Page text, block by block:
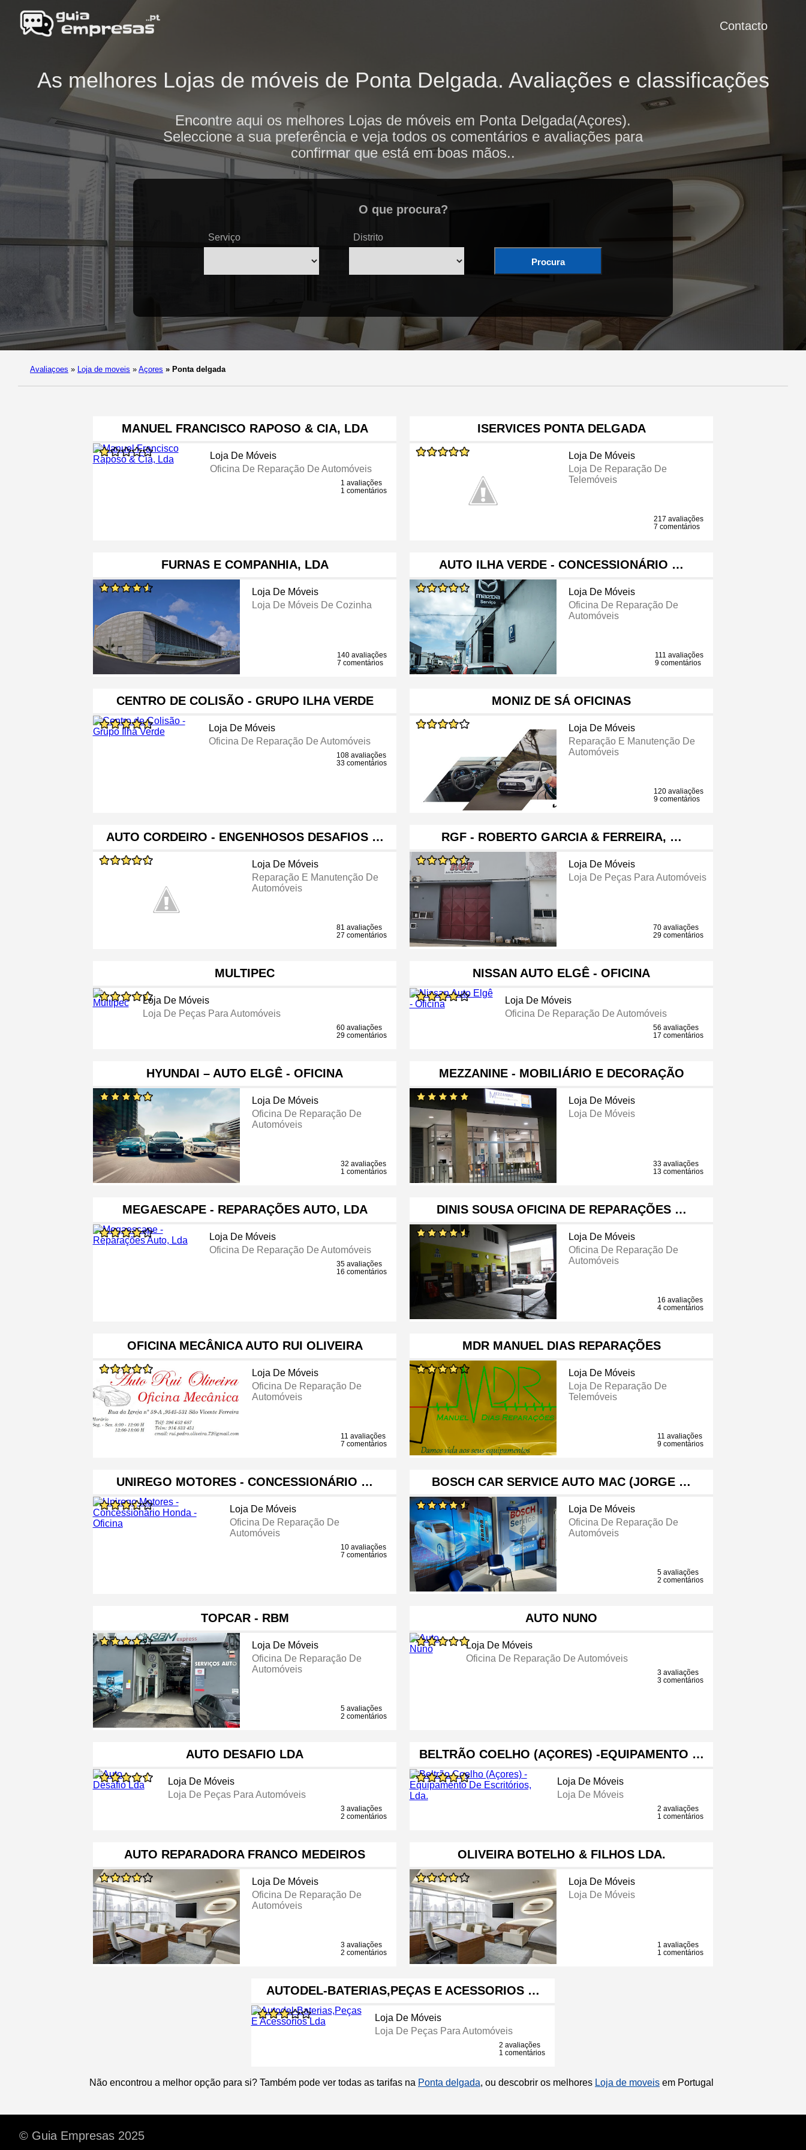
Contacto
As melhores Lojas de móveis de Ponta Delgada. Avaliações e classificações
Encontre aqui os melhores Lojas de móveis em Ponta Delgada(Açores).
Seleccione a sua preferência e veja todos os comentários e avaliações para
confirmar que está em boas mãos..
O que procura?
Serviço Distrito
Procura
Avaliaçoes » Loja de moveis » Açores » Ponta delgada
MANUEL FRANCISCO RAPOSO & CIA, LDA
Loja De Móveis
Oficina De Reparação De Automóveis
1 avaliações
1 comentários
ISERVICES PONTA DELGADA
Loja De Móveis
Loja De Reparação De
Telemóveis
217 avaliações
7 comentários
FURNAS E COMPANHIA, LDA
Loja De Móveis
Loja De Móveis De Cozinha
140 avaliações
7 comentários
AUTO ILHA VERDE - CONCESSIONÁRIO …
Loja De Móveis
Oficina De Reparação De
Automóveis
111 avaliações
9 comentários
CENTRO DE COLISÃO - GRUPO ILHA VERDE
Loja De Móveis
Oficina De Reparação De Automóveis
108 avaliações
33 comentários
MONIZ DE SÁ OFICINAS
Loja De Móveis
Reparação E Manutenção De
Automóveis
120 avaliações
9 comentários
AUTO CORDEIRO - ENGENHOSOS DESAFIOS …
Loja De Móveis
Reparação E Manutenção De
Automóveis
81 avaliações
27 comentários
RGF - ROBERTO GARCIA & FERREIRA, …
Loja De Móveis
Loja De Peças Para Automóveis
70 avaliações
29 comentários
MULTIPEC
Loja De Móveis
Loja De Peças Para Automóveis
60 avaliações
29 comentários
NISSAN AUTO ELGÊ - OFICINA
Loja De Móveis
Oficina De Reparação De Automóveis
56 avaliações
17 comentários
HYUNDAI – AUTO ELGÊ - OFICINA
Loja De Móveis
Oficina De Reparação De
Automóveis
32 avaliações
1 comentários
MEZZANINE - MOBILIÁRIO E DECORAÇÃO
Loja De Móveis
Loja De Móveis
33 avaliações
13 comentários
MEGAESCAPE - REPARAÇÕES AUTO, LDA
Loja De Móveis
Oficina De Reparação De Automóveis
35 avaliações
16 comentários
DINIS SOUSA OFICINA DE REPARAÇÕES …
Loja De Móveis
Oficina De Reparação De
Automóveis
16 avaliações
4 comentários
OFICINA MECÂNICA AUTO RUI OLIVEIRA
Loja De Móveis
Oficina De Reparação De
Automóveis
11 avaliações
7 comentários
MDR MANUEL DIAS REPARAÇÕES
Loja De Móveis
Loja De Reparação De
Telemóveis
11 avaliações
9 comentários
UNIREGO MOTORES - CONCESSIONÁRIO …
Loja De Móveis
Oficina De Reparação De
Automóveis
10 avaliações
7 comentários
BOSCH CAR SERVICE AUTO MAC (JORGE …
Loja De Móveis
Oficina De Reparação De
Automóveis
5 avaliações
2 comentários
TOPCAR - RBM
Loja De Móveis
Oficina De Reparação De
Automóveis
5 avaliações
2 comentários
AUTO NUNO
Loja De Móveis
Oficina De Reparação De Automóveis
3 avaliações
3 comentários
AUTO DESAFIO LDA
Loja De Móveis
Loja De Peças Para Automóveis
3 avaliações
2 comentários
BELTRÃO COELHO (AÇORES) -EQUIPAMENTO …
Loja De Móveis
Loja De Móveis
2 avaliações
1 comentários
AUTO REPARADORA FRANCO MEDEIROS
Loja De Móveis
Oficina De Reparação De
Automóveis
3 avaliações
2 comentários
OLIVEIRA BOTELHO & FILHOS LDA.
Loja De Móveis
Loja De Móveis
1 avaliações
1 comentários
AUTODEL-BATERIAS,PEÇAS E ACESSORIOS …
Loja De Móveis
Loja De Peças Para Automóveis
2 avaliações
1 comentários
Não encontrou a melhor opção para si? Também pode ver todas as tarifas na Ponta delgada, ou descobrir os melhores Loja de moveis em Portugal
© Guia Empresas 2025